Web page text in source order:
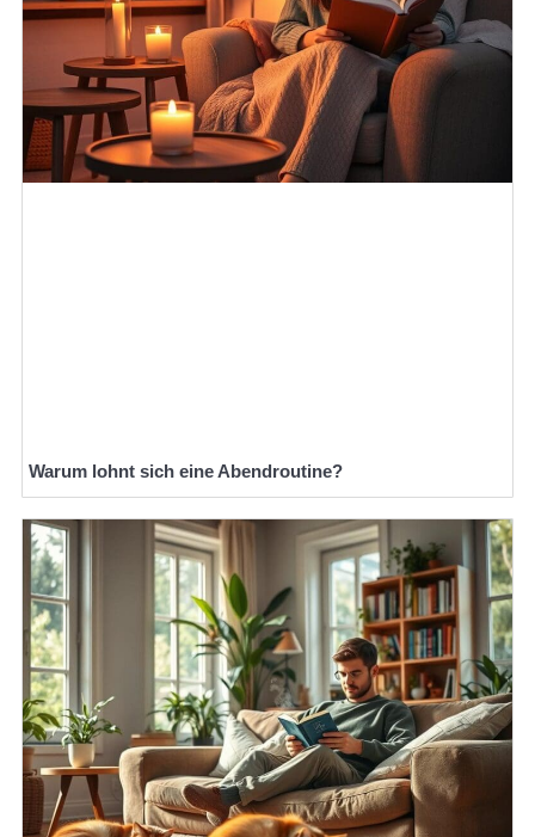
Warum lohnt sich eine Abendroutine?